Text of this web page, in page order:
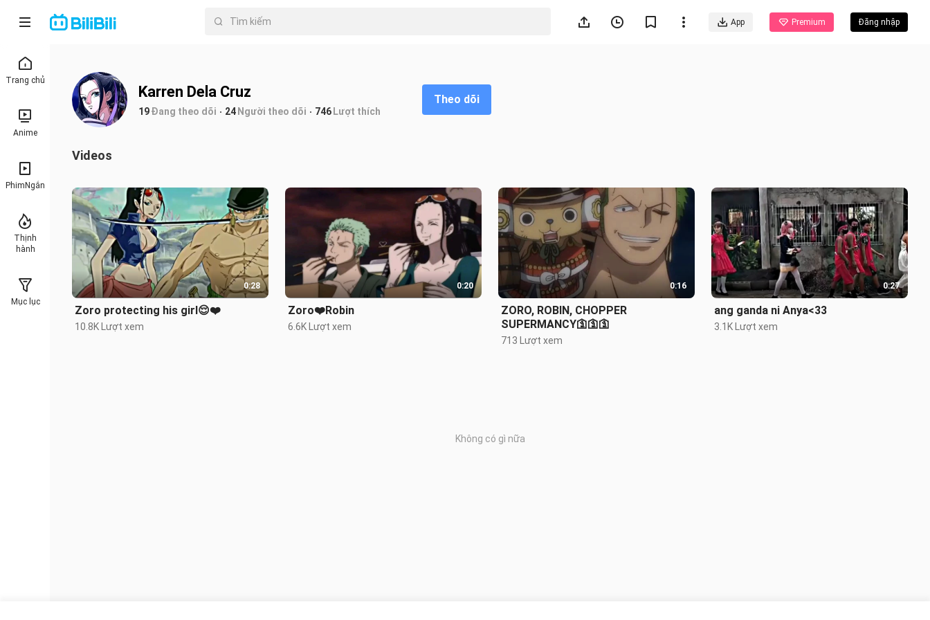
App Premium Đăng nhập
Trang chủ
Anime
PhimNgắn
Thịnh
hành
Mục lục
Karren Dela Cruz
19Đang theo dõi 24Người theo dõi 746Lượt thích
Theo dõi
Videos
0:28
Zoro protecting his girl😌❤️
10.8K Lượt xem
0:20
Zoro❤️Robin
6.6K Lượt xem
0:16
ZORO, ROBIN, CHOPPER
SUPERMANCY🛐🛐🛐
713 Lượt xem
0:27
ang ganda ni Anya<33
3.1K Lượt xem
Không có gì nữa